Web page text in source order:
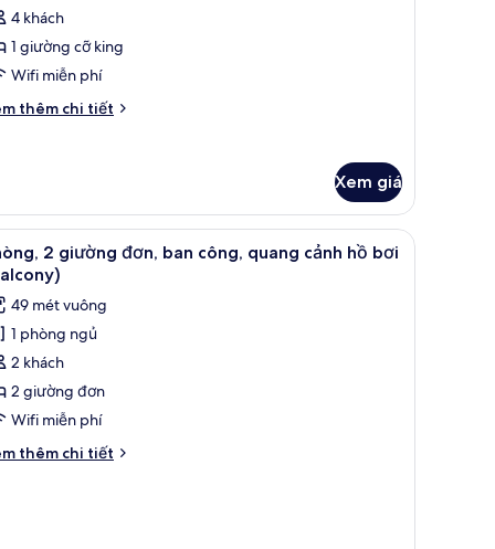
4 khách
1 giường cỡ king
Wifi miễn phí
thêm chi tiết
Xem giá
có lớp đệm bông Bộ đồ giường cao cấp, chăn bông, nệm có
10
2 giường đơn, ban công, quang cảnh hồ bơi
49 mét vuông
1 phòng ngủ
2 khách
2 giường đơn
Wifi miễn phí
thêm chi tiết